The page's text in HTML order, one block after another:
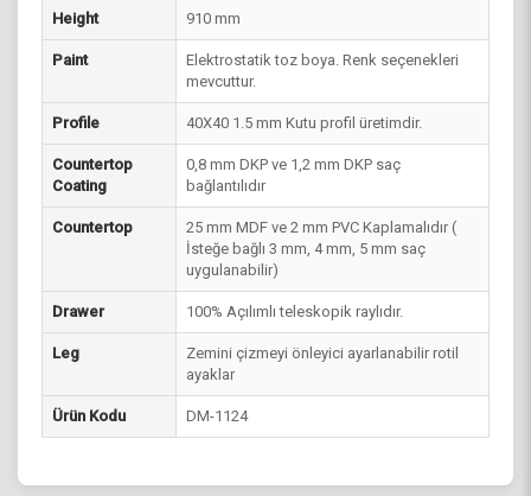
Height 910 mm
Paint
Elektrostatik toz boya. Renk seçenekleri
mevcuttur.
Profile 40X40 1.5 mm Kutu profil üretimdir.
Countertop
Coating
0,8 mm DKP ve 1,2 mm DKP saç
bağlantılıdır
Countertop
25 mm MDF ve 2 mm PVC Kaplamalıdır (
İsteğe bağlı 3 mm, 4 mm, 5 mm saç
uygulanabilir)
Drawer 100% Açılımlı teleskopik raylıdır.
Leg
Zemini çizmeyi önleyici ayarlanabilir rotil
ayaklar
Ürün Kodu DM-1124